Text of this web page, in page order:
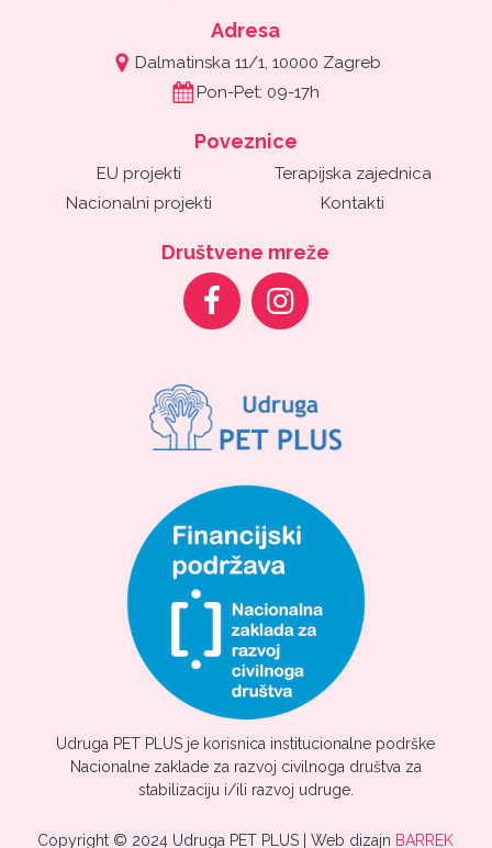
Adresa
Dalmatinska 11/1, 10000 Zagreb
Pon-Pet: 09-17h
Poveznice
EU projekti
Nacionalni projekti
Terapijska zajednica
Kontakti
Društvene mreže
Udruga PET PLUS je korisnica institucionalne podrške
Nacionalne zaklade za razvoj civilnoga društva za
stabilizaciju i/ili razvoj udruge.
Copyright © 2024 Udruga PET PLUS | Web dizajn BARREK